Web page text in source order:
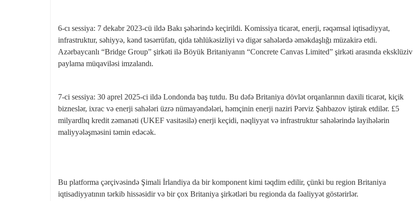
6‑cı sessiya: 7 dekabr 2023‑cü ildə Bakı şəhərində keçirildi. Komissiya ticarət, enerji, rəqəmsal iqtisadiyyat,
infrastruktur, səhiyyə, kənd təsərrüfatı, qida təhlükəsizliyi və digər sahələrdə əməkdaşlığı müzakirə etdi.
Azərbaycanlı “Bridge Group” şirkəti ilə Böyük Britaniyanın “Concrete Canvas Limited” şirkəti arasında eksklüziv
paylama müqaviləsi imzalandı.
7‑ci sessiya: 30 aprel 2025‑ci ildə Londonda baş tutdu. Bu dəfə Britaniya dövlət orqanlarının daxili ticarət, kiçik
bizneslər, ixrac və enerji sahələri üzrə nümayəndələri, həmçinin enerji naziri Pərviz Şahbazov iştirak etdilər. £5
milyardlıq kredit zəmanəti (UKEF vasitəsilə) enerji keçidi, nəqliyyat və infrastruktur sahələrində layihələrin
maliyyələşməsini təmin edəcək.
Bu platforma çərçivəsində Şimali İrlandiya da bir komponent kimi təqdim edilir, çünki bu region Britaniya
iqtisadiyyatının tərkib hissəsidir və bir çox Britaniya şirkətləri bu regionda da fəaliyyət göstərirlər.